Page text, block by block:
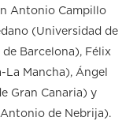
Antonio Campillo
(Universidad de
Barcelona), Félix
Mancha), Ángel
Gran Canaria) y
de Nebrija).